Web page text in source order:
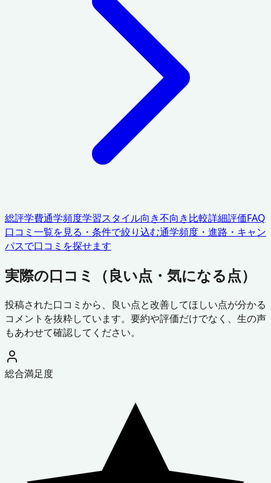
総評学費通学頻度学習スタイル向き不向き比較詳細評価FAQ
口コミ一覧を見る・条件で絞り込む通学頻度・進路・キャン
パスで口コミを探せます
実際の口コミ（良い点・気になる点）
投稿された口コミから、良い点と改善してほしい点が分かる
コメントを抜粋しています。要約や評価だけでなく、生の声
もあわせて確認してください。
総合満足度